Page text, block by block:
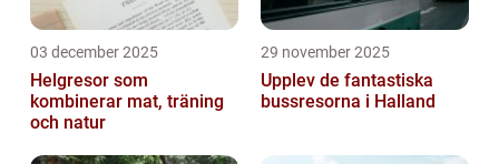
03 december 2025
Helgresor som
kombinerar mat, träning
och natur
29 november 2025
Upplev de fantastiska
bussresorna i Halland